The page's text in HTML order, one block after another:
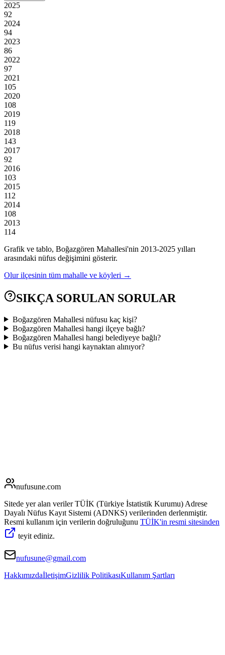
2025
92
2024
94
2023
86
2022
97
2021
105
2020
108
2019
119
2018
143
2017
92
2016
103
2015
112
2014
108
2013
114
Grafik ve tablo, Boğazgören Mahallesi'nin 2013-2025 yılları
arasındaki nüfus değişimini gösterir.
Olur ilçesinin tüm mahalle ve köyleri →
SIKÇA SORULAN SORULAR
Boğazgören Mahallesi nüfusu kaç kişi?
Boğazgören Mahallesi hangi ilçeye bağlı?
Boğazgören Mahallesi hangi belediyeye bağlı?
Bu nüfus verisi hangi kaynaktan alınıyor?
nufusune.com
Sitede yer alan veriler TÜİK (Türkiye İstatistik Kurumu) Adrese
Dayalı Nüfus Kayıt Sistemi (ADNKS) verilerinden derlenmiştir.
Resmi kullanım için verilerin doğruluğunu TÜİK'in resmi sitesinden
teyit ediniz.
nufusune@gmail.com
HakkımızdaİletişimGizlilik PolitikasıKullanım Şartları